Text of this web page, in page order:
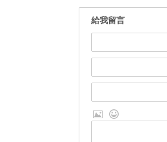
給我留言